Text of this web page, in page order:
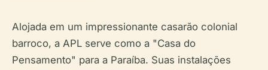
Alojada em um impressionante casarão colonial
barroco, a APL serve como a "Casa do
Pensamento" para a Paraíba. Suas instalações